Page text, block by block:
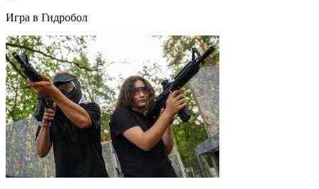
Игра в Гидробол